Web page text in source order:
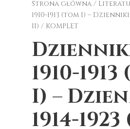
Strona główna /
1910-1913 (tom I) – Dzienniki
II) / KOMPLET
1910-
I) –
1914-